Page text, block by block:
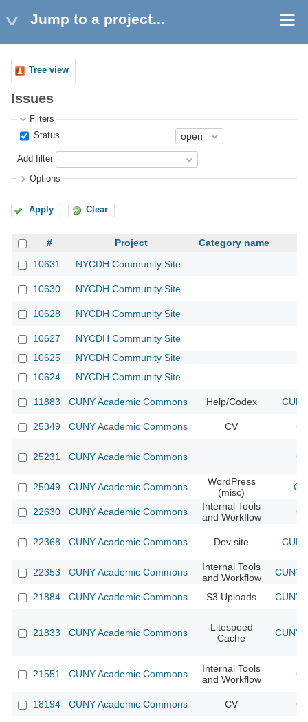
Jump to a project...
Tree view
Issues
Filters
Status
Add filter
Options
Apply Clear
# Project
Category name
10631
NYCDH Community Site
10630 NYCDH Community Site
10628 NYCDH Community Site
10627
NYCDH Community Site
10625
NYCDH Community Site
10624
NYCDH Community Site
11883 CUNY Academic Commons Help/Codex
25349 CUNY Academic Commons CV
25231 CUNY Academic Commons
25049 CUNY Academic Commons
WordPress
(misc)
22630 CUNY Academic Commons
Internal Tools
and Workflow
22368 CUNY Academic Commons Dev site
22353 CUNY Academic Commons
Internal Tools
and Workflow
CUNY
21884 CUNY Academic Commons S3 Uploads CUNY
21833 CUNY Academic Commons
Litespeed
Cache
CUNY
21551 CUNY Academic Commons
Internal Tools
and Workflow
18194 CUNY Academic Commons CV